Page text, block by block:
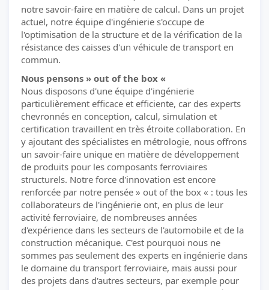
notre savoir-faire en matière de calcul. Dans un projet
actuel, notre équipe d'ingénierie s'occupe de
l'optimisation de la structure et de la vérification de la
résistance des caisses d'un véhicule de transport en
commun.
Nous pensons » out of the box «
Nous disposons d'une équipe d'ingénierie
particulièrement efficace et efficiente, car des experts
chevronnés en conception, calcul, simulation et
certification travaillent en très étroite collaboration. En
y ajoutant des spécialistes en métrologie, nous offrons
un savoir-faire unique en matière de développement
de produits pour les composants ferroviaires
structurels. Notre force d'innovation est encore
renforcée par notre pensée » out of the box « : tous les
collaborateurs de l'ingénierie ont, en plus de leur
activité ferroviaire, de nombreuses années
d'expérience dans les secteurs de l'automobile et de la
construction mécanique. C'est pourquoi nous ne
sommes pas seulement des experts en ingénierie dans
le domaine du transport ferroviaire, mais aussi pour
des projets dans d'autres secteurs, par exemple pour